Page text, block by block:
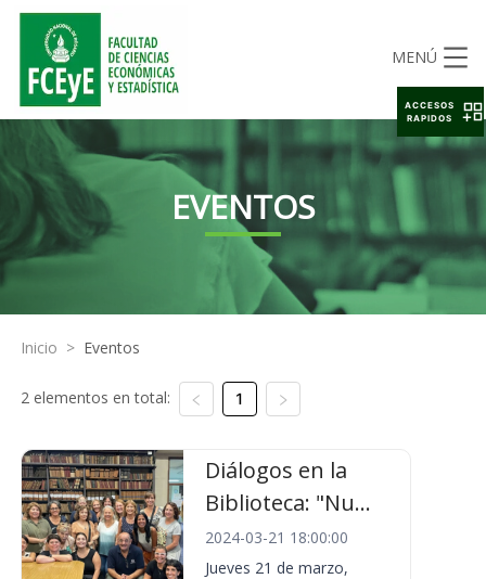
MENÚ
EVENTOS
Inicio > Eventos
2 elementos en total: 1
Diálogos en la
Biblioteca: "Nu...
2024-03-21 18:00:00
Jueves 21 de marzo,
ACCESOS
RAPIDOS